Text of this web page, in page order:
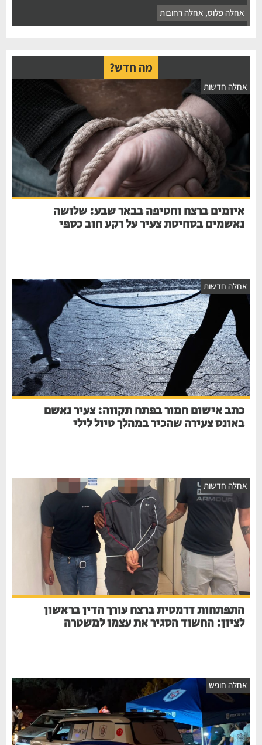
אחלה פלוס, אחלה רחובות
מה חדש?
אחלה חדשות
איומים ברצח וחטיפה בבאר שבע: שלושה
נאשמים בסחיטת צעיר על רקע חוב כספי
אחלה חדשות
כתב אישום חמור בפתח תקווה: צעיר נאשם
באונס צעירה שהכיר במהלך טיול לילי
אחלה חדשות
התפתחות דרמטית ברצח עורך הדין בראשון
לציון: החשוד הסגיר את עצמו למשטרה
אחלה חופש